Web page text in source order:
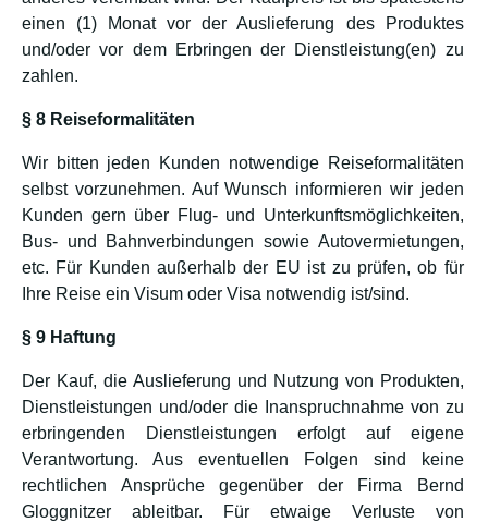
einen (1) Monat vor der Auslieferung des Produktes
und/oder vor dem Erbringen der Dienstleistung(en) zu
zahlen.
§ 8 Reiseformalitäten
Wir bitten jeden Kunden notwendige Reiseformalitäten
selbst vorzunehmen. Auf Wunsch informieren wir jeden
Kunden gern über Flug- und Unterkunftsmöglichkeiten,
Bus- und Bahnverbindungen sowie Autovermietungen,
etc. Für Kunden außerhalb der EU ist zu prüfen, ob für
Ihre Reise ein Visum oder Visa notwendig ist/sind.
§ 9 Haftung
Der Kauf, die Auslieferung und Nutzung von Produkten,
Dienstleistungen und/oder die Inanspruchnahme von zu
erbringenden Dienstleistungen erfolgt auf eigene
Verantwortung. Aus eventuellen Folgen sind keine
rechtlichen Ansprüche gegenüber der Firma Bernd
Gloggnitzer ableitbar. Für etwaige Verluste von